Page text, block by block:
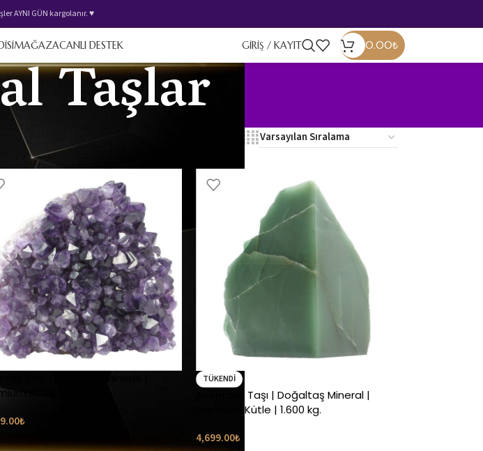
AYNI GÜN kargolanır. ♥️
MAĞAZACANLI DESTEK GIRIŞ / KAYIT 0.00₺
Taşlar
Kütle | 780 gr.
₺
TÜKENDI
Aventurin Taşı | Doğaltaş Mineral |
Premium Kütle | 1.600 kg.
4,699.00₺